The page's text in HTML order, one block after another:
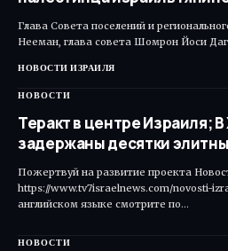
Глава Совета поселений и
Нееман, глава совета Шомрон Йоси
НОВОСТИ ИЗРАИЛЯ
НОВОСТИ
Теракт в центре Израиля;
задержаны десятки
Пожертвуй на развитие проекта
https://www.tv7israelnews.com/novosti-
английском языке смотрите по…
НОВОСТИ